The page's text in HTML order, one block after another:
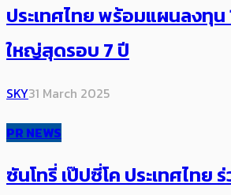
ประเทศไทย พร้อมแผนลงทุน
ใหญ่สุดรอบ 7 ปี
SKY31 March 2025
PR NEWS
ซันโทรี่ เป๊ปซี่โค ประเทศไทย